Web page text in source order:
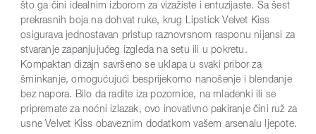
što ga čini idealnim izborom za vizažiste i entuzijaste. Sa šest
prekrasnih boja na dohvat ruke, krug Lipstick Velvet Kiss
osigurava jednostavan pristup raznovrsnom rasponu nijansi za
stvaranje zapanjujućeg izgleda na setu ili u pokretu.
Kompaktan dizajn savršeno se uklapa u svaki pribor za
šminkanje, omogućujući besprijekorno nanošenje i blendanje
bez napora. Bilo da radite iza pozornice, na mladenki ili se
pripremate za noćni izlazak, ovo inovativno pakiranje čini ruž za
usne Velvet Kiss obaveznim dodatkom vašem arsenalu ljepote.